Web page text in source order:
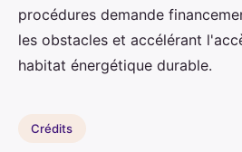
procédures demande
les obstacles et accélérant
habitat énergétique durable.
Crédits